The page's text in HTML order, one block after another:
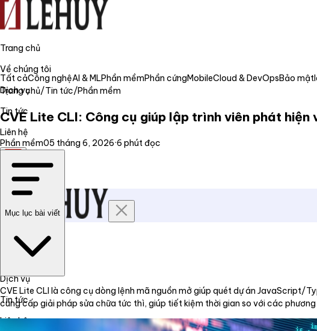
Trang chủ
Về chúng tôi
Dịch vụ
Tin tức
Liên hệ
Trang chủ
Về chúng tôi
Dịch vụ
Tin tức
Liên hệ
Tất cảCông nghệAI & MLPhần mềmPhần cứngMobileCloud & DevOpsBảo mật
Trang chủ/Tin tức/Phần mềm
CVE Lite CLI: Công cụ giúp lập trình viên phát
Phần mềm05 tháng 6, 2026·6 phút đọc
Mục lục bài viết
CVE Lite CLI là công cụ dòng lệnh mã nguồn mở giúp quét dự án
cung cấp giải pháp sửa chữa tức thì, giúp tiết kiệm thời gian so với các